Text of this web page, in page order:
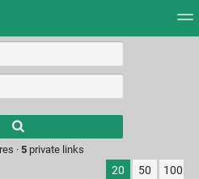
results.
· 5private links
20 50 100